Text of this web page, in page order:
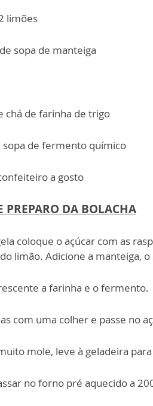
limões
sopa de manteiga
chá de farinha de trigo
sopa de fermento químico
a gosto
PREPARO DA BOLACHA
coloque o açúcar com as
limão. Adicione a manteiga,
a farinha e o fermento.
com uma colher e passe no
mole, leve à geladeira
no forno pré aquecido a